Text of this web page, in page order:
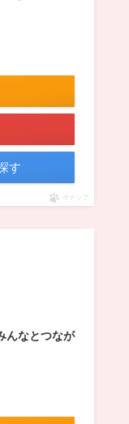
す
ポチップ
んなとつなが